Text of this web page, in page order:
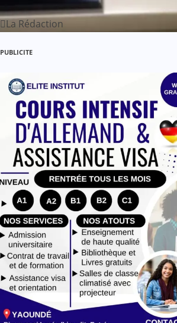
r
t
c
La Rédaction
PUBLICITE